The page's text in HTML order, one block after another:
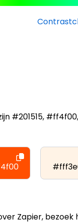
#201515,
Zapier, bezoek